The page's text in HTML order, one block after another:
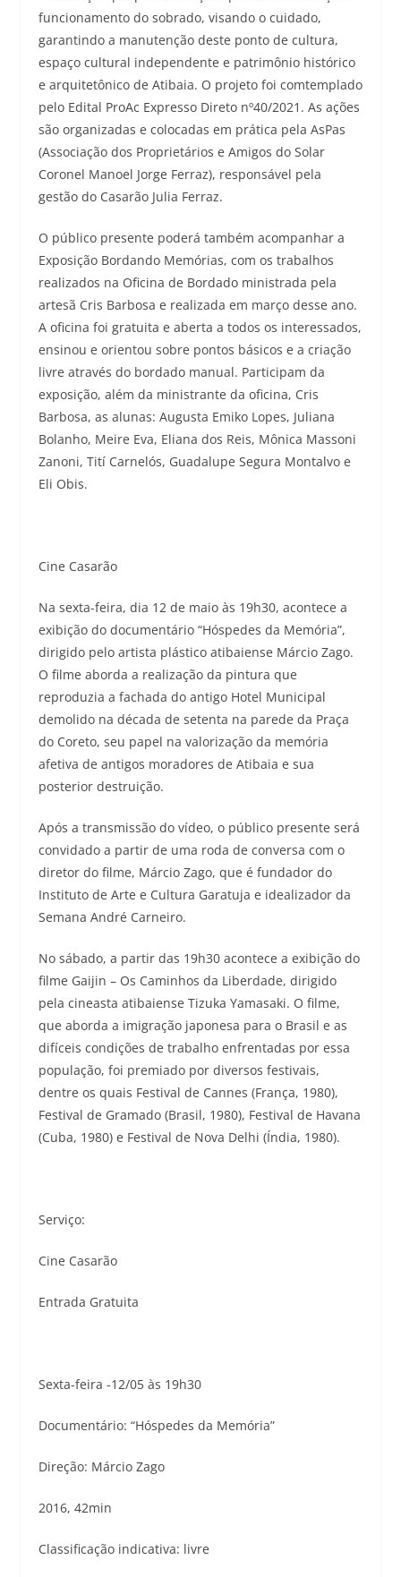
funcionamento do sobrado, visando o cuidado,
garantindo a manutenção deste ponto de cultura,
espaço cultural independente e patrimônio histórico
e arquitetônico de Atibaia. O projeto foi comtemplado
pelo Edital ProAc Expresso Direto nº40/2021. As ações
são organizadas e colocadas em prática pela AsPas
(Associação dos Proprietários e Amigos do Solar
Coronel Manoel Jorge Ferraz), responsável pela
gestão do Casarão Julia Ferraz.
O público presente poderá também acompanhar a
Exposição Bordando Memórias, com os trabalhos
realizados na Oficina de Bordado ministrada pela
artesã Cris Barbosa e realizada em março desse ano.
A oficina foi gratuita e aberta a todos os interessados,
ensinou e orientou sobre pontos básicos e a criação
livre através do bordado manual. Participam da
exposição, além da ministrante da oficina, Cris
Barbosa, as alunas: Augusta Emiko Lopes, Juliana
Bolanho, Meire Eva, Eliana dos Reis, Mônica Massoni
Zanoni, Tití Carnelós, Guadalupe Segura Montalvo e
Eli Obis.
Cine Casarão
Na sexta-feira, dia 12 de maio às 19h30, acontece a
exibição do documentário “Hóspedes da Memória”,
dirigido pelo artista plástico atibaiense Márcio Zago.
O filme aborda a realização da pintura que
reproduzia a fachada do antigo Hotel Municipal
demolido na década de setenta na parede da Praça
do Coreto, seu papel na valorização da memória
afetiva de antigos moradores de Atibaia e sua
posterior destruição.
Após a transmissão do vídeo, o público presente será
convidado a partir de uma roda de conversa com o
diretor do filme, Márcio Zago, que é fundador do
Instituto de Arte e Cultura Garatuja e idealizador da
Semana André Carneiro.
No sábado, a partir das 19h30 acontece a exibição do
filme Gaijin – Os Caminhos da Liberdade, dirigido
pela cineasta atibaiense Tizuka Yamasaki. O filme,
que aborda a imigração japonesa para o Brasil e as
difíceis condições de trabalho enfrentadas por essa
população, foi premiado por diversos festivais,
dentre os quais Festival de Cannes (França, 1980),
Festival de Gramado (Brasil, 1980), Festival de Havana
(Cuba, 1980) e Festival de Nova Delhi (Índia, 1980).
Serviço:
Cine Casarão
Entrada Gratuita
Sexta-feira -12/05 às 19h30
Documentário: “Hóspedes da Memória”
Direção: Márcio Zago
2016, 42min
Classificação indicativa: livre